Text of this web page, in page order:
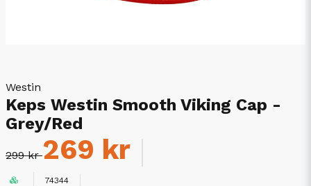
Westin
Keps Westin Smooth Viking Cap -
Grey/Red
299 kr269 kr
74344